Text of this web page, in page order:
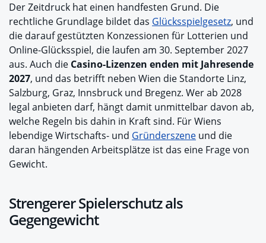
Der Zeitdruck hat einen handfesten Grund. Die
rechtliche Grundlage bildet das Glücksspielgesetz, und
die darauf gestützten Konzessionen für Lotterien und
Online-Glücksspiel, die laufen am 30. September 2027
aus. Auch die Casino-Lizenzen enden mit Jahresende
2027, und das betrifft neben Wien die Standorte Linz,
Salzburg, Graz, Innsbruck und Bregenz. Wer ab 2028
legal anbieten darf, hängt damit unmittelbar davon ab,
welche Regeln bis dahin in Kraft sind. Für Wiens
lebendige Wirtschafts- und Gründerszene und die
daran hängenden Arbeitsplätze ist das eine Frage von
Gewicht.
Strengerer Spielerschutz als
Gegengewicht